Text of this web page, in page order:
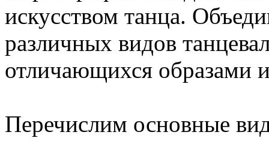
искусством танца.
различных видов
отличающихся образами
Перечислим основные